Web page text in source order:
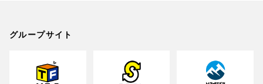
グループサイト